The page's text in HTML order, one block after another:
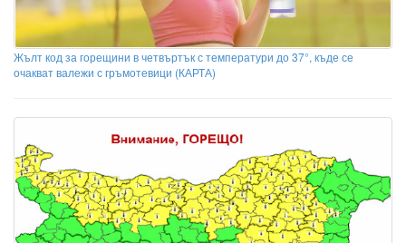
Жълт код за горещини в четвъртък с температури до 37°, къде се
очакват валежи с гръмотевици (КАРТА)